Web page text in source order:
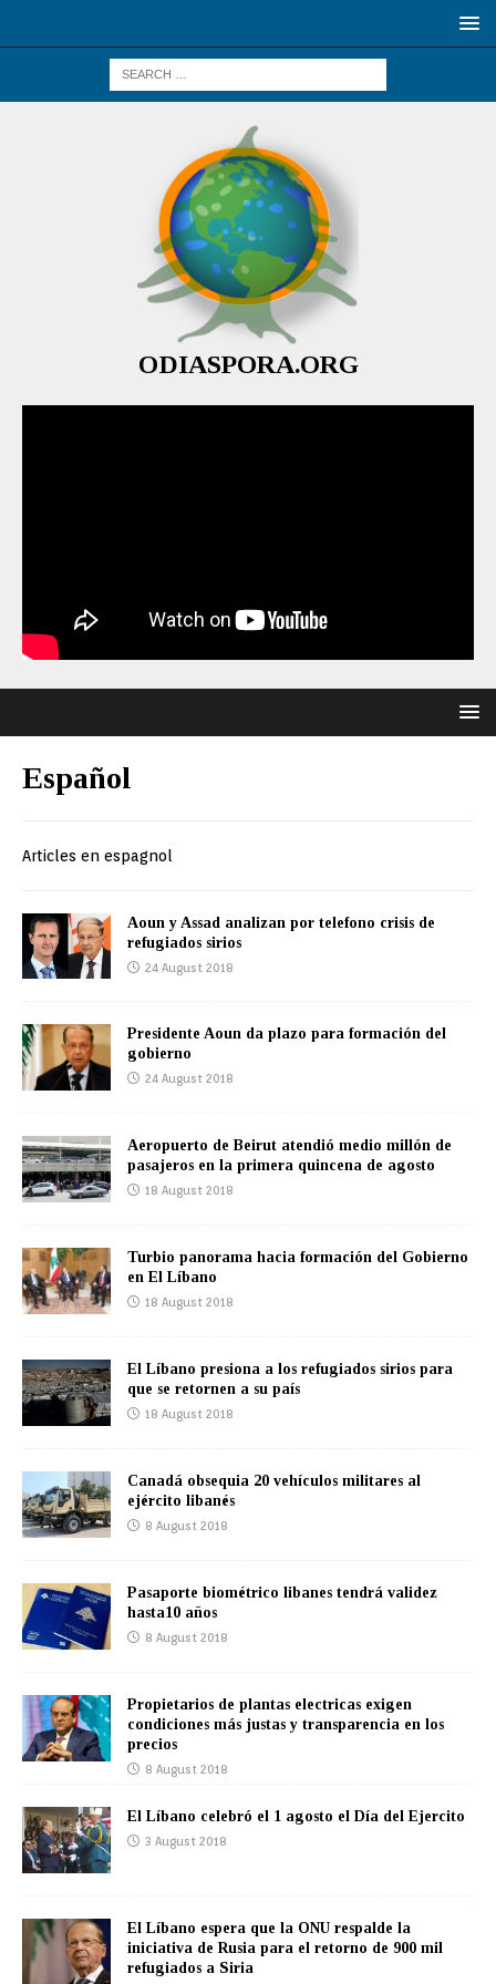
ODIASPORA.ORG
Español
Articles en espagnol
Aoun y Assad analizan por telefono crisis de
refugiados sirios
24 August 2018
Presidente Aoun da plazo para formación del
gobierno
24 August 2018
Aeropuerto de Beirut atendió medio millón de
pasajeros en la primera quincena de agosto
18 August 2018
Turbio panorama hacia formación del Gobierno
en El Líbano
18 August 2018
El Líbano presiona a los refugiados sirios para
que se retornen a su país
18 August 2018
Canadá obsequia 20 vehículos militares al
ejército libanés
8 August 2018
Pasaporte biométrico libanes tendrá validez
hasta10 años
8 August 2018
Propietarios de plantas electricas exigen
condiciones más justas y transparencia en los
precios
8 August 2018
El Líbano celebró el 1 agosto el Día del Ejercito
3 August 2018
El Líbano espera que la ONU respalde la
iniciativa de Rusia para el retorno de 900 mil
refugiados a Siria